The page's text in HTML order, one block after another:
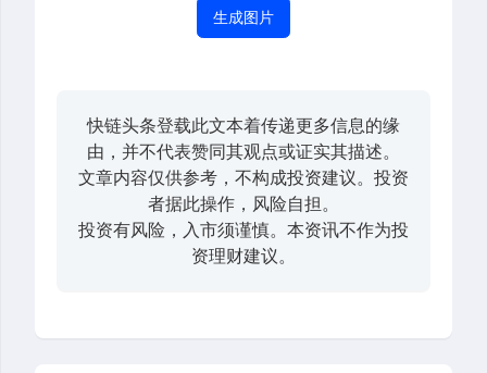
生成图片
快链头条登载此文本着传递更多信息的缘
由，并不代表赞同其观点或证实其描述。
文章内容仅供参考，不构成投资建议。投资
者据此操作，风险自担。
投资有风险，入市须谨慎。本资讯不作为投
资理财建议。